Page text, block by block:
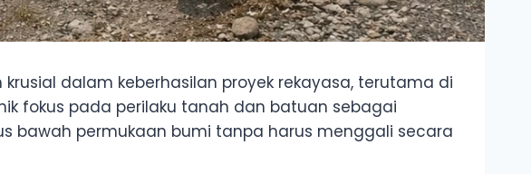
dalam keberhasilan proyek rekayasa, terutama di
fokus pada perilaku tanah dan batuan sebagai
bawah permukaan bumi tanpa harus menggali secara